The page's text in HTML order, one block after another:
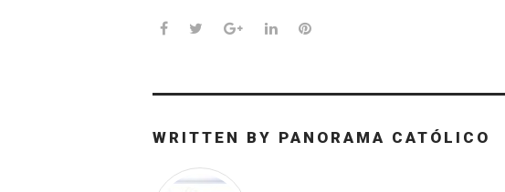
Facebook
TwitterGoogle+LinkedInPinterest
WRITTEN BY PANORAMA CATÓLICO